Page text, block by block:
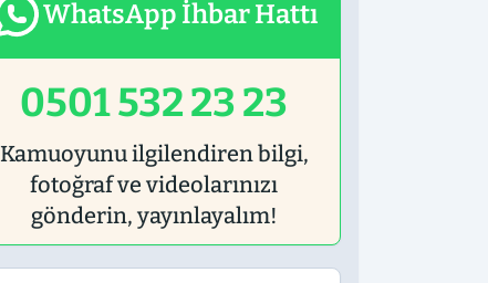
WhatsApp İhbar Hattı
0501 532 23 23
Kamuoyunu ilgilendiren bilgi,
fotoğraf ve videolarınızı
gönderin, yayınlayalım!